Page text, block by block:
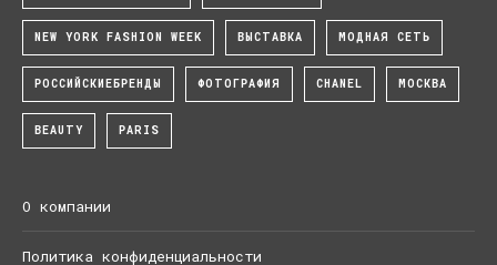
NEW YORK FASHION WEEK ВЫСТАВКА МОДНАЯ СЕТЬ
РОССИЙСКИЕБРЕНДЫ ФОТОГРАФИЯ CHANEL МОСКВА
BEAUTY PARIS
О компании
Политика конфиденциальности